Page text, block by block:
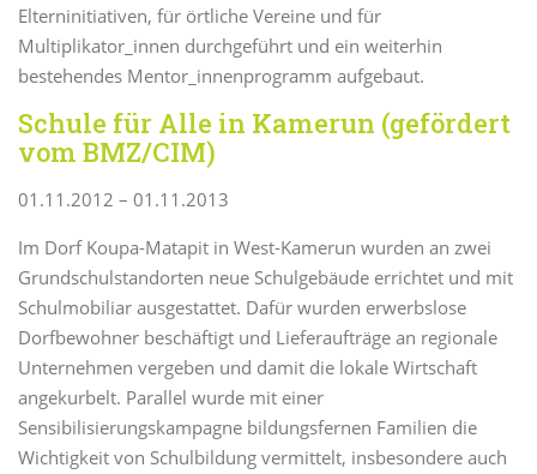
Elterninitiativen, für örtliche Vereine und für
Multiplikator_innen durchgeführt und ein weiterhin
bestehendes Mentor_innenprogramm aufgebaut.
Schule für Alle in Kamerun (gefördert
vom BMZ/CIM)
01.11.2012 – 01.11.2013
Im Dorf Koupa-Matapit in West-Kamerun wurden an zwei
Grundschulstandorten neue Schulgebäude errichtet und mit
Schulmobiliar ausgestattet. Dafür wurden erwerbslose
Dorfbewohner beschäftigt und Lieferaufträge an regionale
Unternehmen vergeben und damit die lokale Wirtschaft
angekurbelt. Parallel wurde mit einer
Sensibilisierungskampagne bildungsfernen Familien die
Wichtigkeit von Schulbildung vermittelt, insbesondere auch